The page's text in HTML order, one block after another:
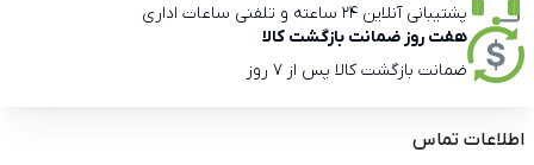
پشتیبانی آنلاین 24 ساعته و تلفنی ساعات اداری
هفت روز ضمانت بازگشت کالا
ضمانت بازگشت کالا پس از 7 روز
اطلاعات تماس